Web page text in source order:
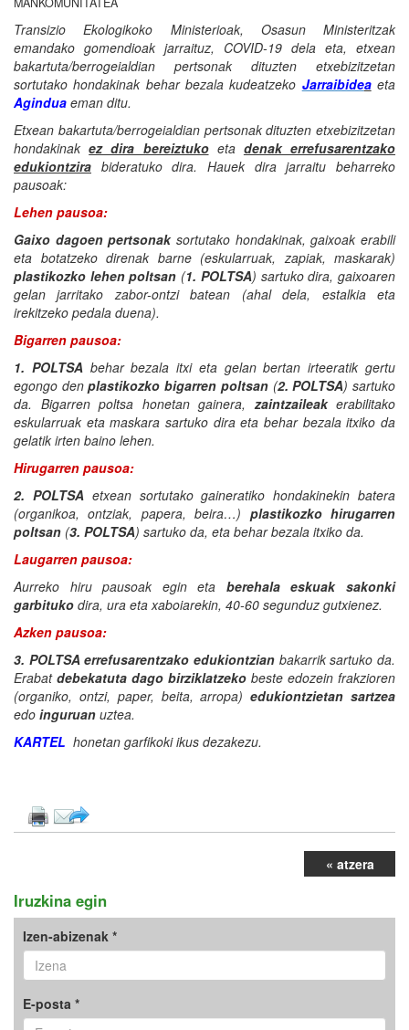
Transizio Ekologikoko Ministerioak, Osasun Ministeritzak
emandako gomendioak jarraituz, COVID-19 dela eta, etxean
bakartuta/berrogeialdian pertsonak dituzten etxebizitzetan
sortutako hondakinak behar bezala kudeatzeko Jarraibideaeta
Agindua eman ditu.
Etxean bakartuta/berrogeialdian pertsonak dituzten etxebizitzetan
hondakinakez dira bereiztukoeta denak errefusarentzako
edukiontzira bideratuko dira. Hauek dira jarraitu beharreko
pausoak:
Lehen pausoa:
Gaixo dagoen pertsonaksortutako hondakinak, gaixoak erabili
eta botatzeko direnak barne (eskularruak, zapiak, maskarak)
plastikozko lehen poltsan (1. POLTSA) sartuko dira, gaixoaren
gelan jarritako zabor-ontzi batean (ahal dela, estalkia eta
irekitzeko pedala duena).
Bigarren pausoa:
1. POLTSAbehar bezala itxi eta gelan bertan irteeratik gertu
egongo denplastikozko bigarren poltsan(2. POLTSA) sartuko
da. Bigarren poltsa honetan gainera,zaintzaileakerabilitako
eskularruak eta maskara sartuko dira eta behar bezala itxiko da
gelatik irten baino lehen.
Hirugarren pausoa:
2. POLTSAetxean sortutako gaineratiko hondakinekin batera
(organikoa, ontziak, papera, beira…) plastikozko hirugarren
poltsan (3. POLTSA) sartuko da, eta behar bezala itxiko da.
Laugarren pausoa:
Aurreko hiru pausoak egin eta berehala eskuak sakonki
garbituko dira, ura eta xaboiarekin, 40-60 segunduz gutxienez.
Azken pausoa:
3. POLTSA errefusarentzako edukiontzian bakarrik sartuko da.
Erabat debekatuta dago birziklatzeko beste edozein frakzioren
(organiko, ontzi, paper, beita, arropa)edukiontzietan sartzea
edo inguruan uztea.
KARTEL honetan garfikoki ikus dezakezu.
« atzera
Iruzkina egin
Izen-abizenak *
E-posta *